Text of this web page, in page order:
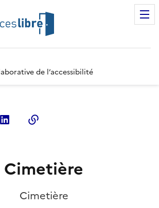
de l’accessibilité
Twitter)
Linkedin
Cimetière
Cimetière